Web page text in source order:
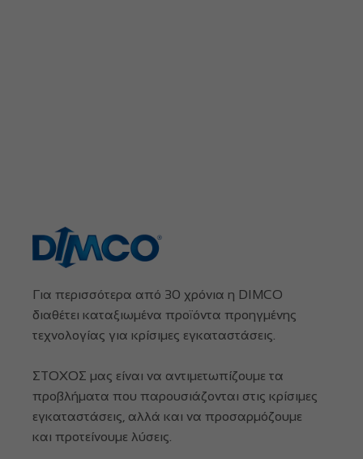
Για περισσότερα από 30 χρόνια η DIMCO
διαθέτει καταξιωμένα προϊόντα προηγμένης
τεχνολογίας για κρίσιμες εγκαταστάσεις.
ΣΤΟΧΟΣ μας είναι να αντιμετωπίζουμε τα
προβλήματα που παρουσιάζονται στις κρίσιμες
εγκαταστάσεις, αλλά και να προσαρμόζουμε
και προτείνουμε λύσεις.